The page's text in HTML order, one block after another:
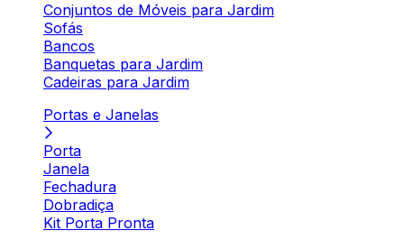
Conjuntos de Móveis para Jardim
Sofás
Bancos
Banquetas para Jardim
Cadeiras para Jardim
Portas e Janelas
Porta
Janela
Fechadura
Dobradiça
Kit Porta Pronta